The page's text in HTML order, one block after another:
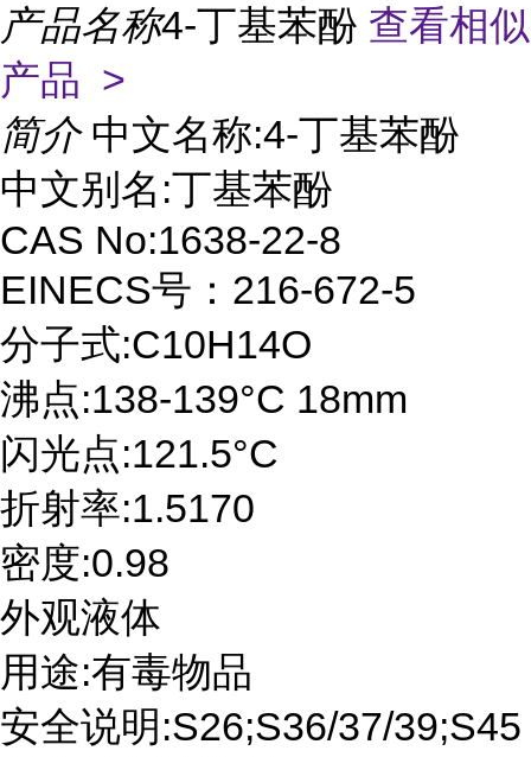
产品名称4-丁基苯酚 查看相似
产品 >
简介 中文名称:4-丁基苯酚
中文别名:丁基苯酚
CAS No:1638-22-8
EINECS号：216-672-5
分子式:C10H14O
沸点:138-139°C 18mm
闪光点:121.5°C
折射率:1.5170
密度:0.98
外观液体
用途:有毒物品
安全说明:S26;S36/37/39;S45